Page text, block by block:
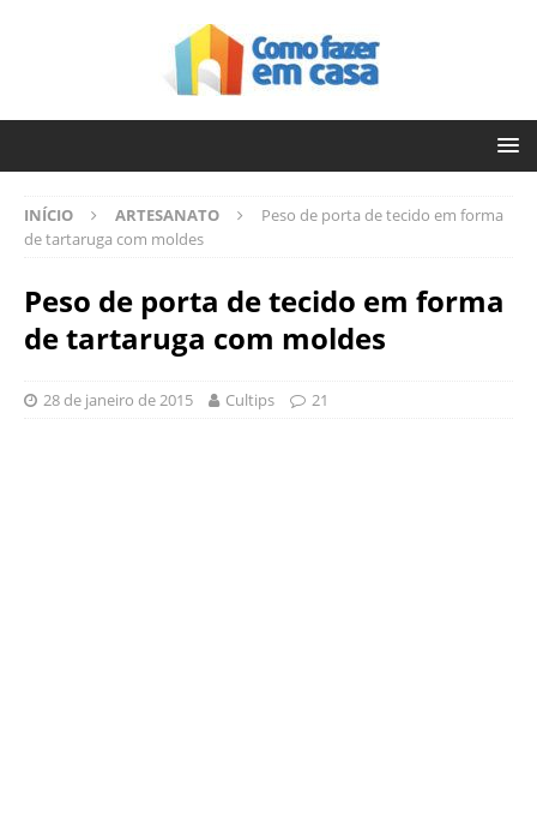
INÍCIO ARTESANATO
Peso de porta de tecido em forma
de tartaruga com moldes
Peso de porta de tecido em forma
de tartaruga com moldes
28 de janeiro de 2015 Cultips 21